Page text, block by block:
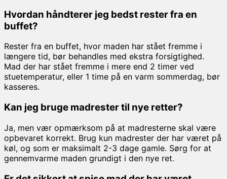
Hvordan håndterer jeg bedst rester fra en
buffet?
Rester fra en buffet, hvor maden har stået fremme i
længere tid, bør behandles med ekstra forsigtighed.
Mad der har stået fremme i mere end 2 timer ved
stuetemperatur, eller 1 time på en varm sommerdag, bør
kasseres.
Kan jeg bruge madrester til nye retter?
Ja, men vær opmærksom på at madresterne skal være
opbevaret korrekt. Brug kun madrester der har været på
køl, og som er maksimalt 2-3 dage gamle. Sørg for at
gennemvarme maden grundigt i den nye ret.